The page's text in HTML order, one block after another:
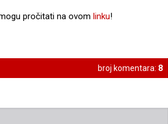
pročitati na ovom linku!
broj komentara: 8